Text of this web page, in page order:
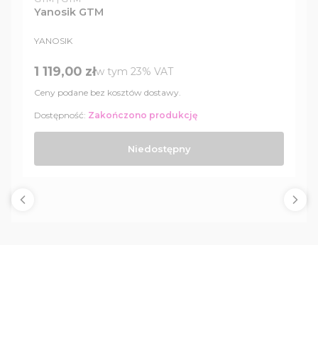
Yanosik GTM
PRODUCENT
YANOSIK
Cena brutto
1 119,00 złw tym %s VAT
w tym 23% VAT
Ceny podane bez kosztów dostawy.
Niedostępny
Dostępność: Zakończono produkcję